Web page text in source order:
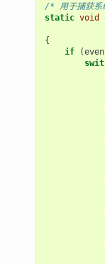
/* 用于捕获系
static void
{
if
(